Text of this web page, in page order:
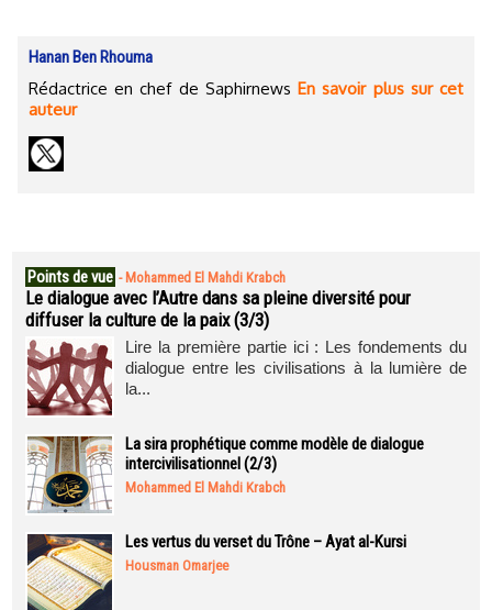
Hanan Ben Rhouma
Rédactrice en chef de SaphirnewsEn savoir plus sur cet
auteur
Points de vue - Mohammed El Mahdi Krabch
Le dialogue avec l’Autre dans sa pleine diversité pour
diffuser la culture de la paix (3/3)
Lire la première partie ici : Les fondements du
dialogue entre les civilisations à la lumière de
la...
La sira prophétique comme modèle de dialogue
intercivilisationnel (2/3)
Mohammed El Mahdi Krabch
Les vertus du verset du Trône – Ayat al-Kursi
Housman Omarjee